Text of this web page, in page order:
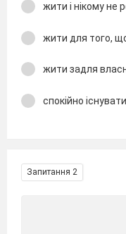
жити і нікому не
жити для того,
жити задля
спокійно
Запитання 2